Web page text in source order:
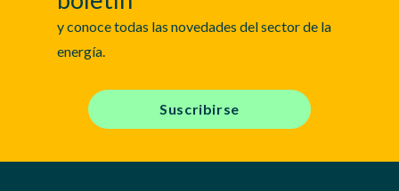
y conoce todas las novedades del sector de la
energía.
Suscribirse